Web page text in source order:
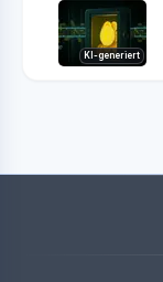
KI-generiert